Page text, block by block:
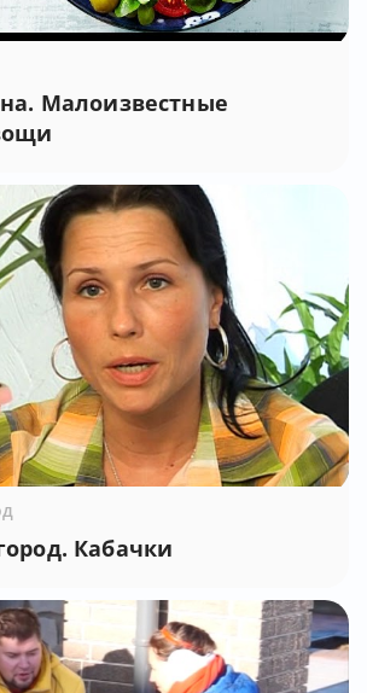
Малоизвестные
Кабачки